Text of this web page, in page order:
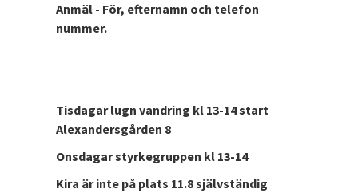
Anmäl - För, efternamn och telefon
nummer.
Tisdagar lugn vandring kl 13-14 start
Alexandersgården 8
Onsdagar styrkegruppen kl 13-14
Kira är inte på plats 11.8 självständig